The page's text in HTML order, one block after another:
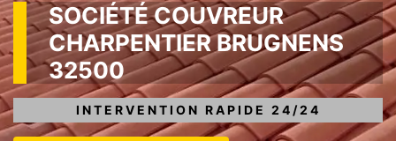
SOCIÉTÉ COUVREUR
CHARPENTIER BRUGNENS
32500
INTERVENTION RAPIDE 24/24